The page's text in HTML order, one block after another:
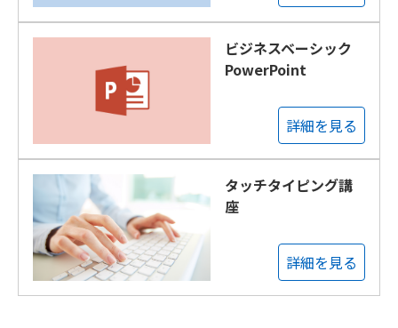
ビジネスベーシック
PowerPoint
詳細を見る
タッチタイピング講
座
詳細を見る